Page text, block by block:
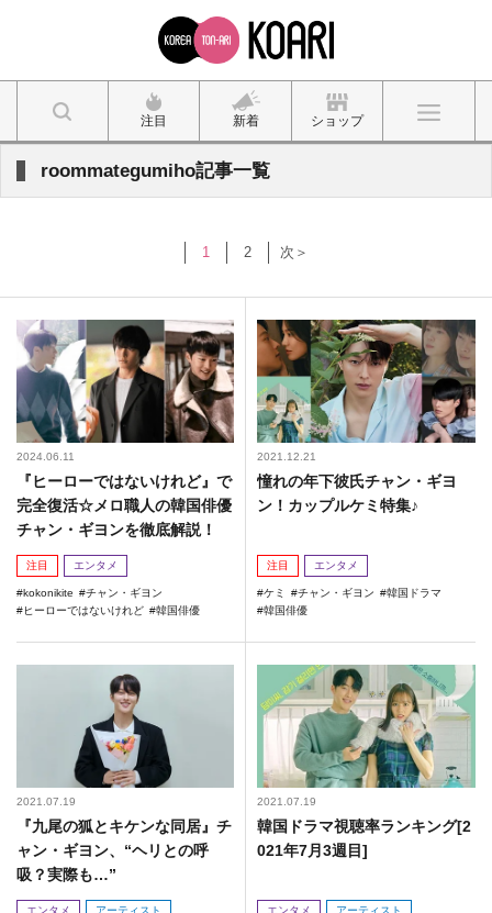
注目 新着 ショップ
roommategumiho記事一覧
1 2 次＞
2024.06.11
『ヒーローではないけれど』で
完全復活☆メロ職人の韓国俳優
チャン・ギヨンを徹底解説！
注目 エンタメ
kokonikite
チャン・ギヨン
ヒーローではないけれど
韓国俳優
2021.12.21
憧れの年下彼氏チャン・ギヨ
ン！カップルケミ特集♪
注目 エンタメ
ケミ チャン・ギヨン
韓国ドラマ
韓国俳優
2021.07.19
『九尾の狐とキケンな同居』チ
ャン・ギヨン、“ヘリとの呼
吸？実際も…”
エンタメ アーティスト
2021.07.19
韓国ドラマ視聴率ランキング[2
021年7月3週目]
エンタメ アーティスト